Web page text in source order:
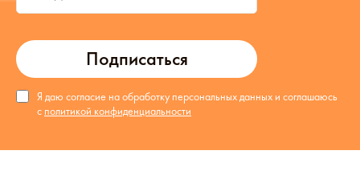
Подписаться
Я даю согласие на обработку персональных данных и соглашаюсь
с политикой конфиденциальности